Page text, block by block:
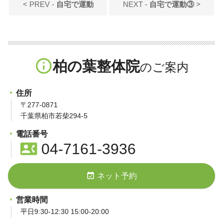
< PREV - 自宅で運動 NEXT - 自宅で運動③>
info_outline柏の葉整体院
住所
〒277-0871
千葉県柏市若柴294-5
電話番号
contact_phone04-7161-3936
event_available ネット予約
営業時間
平日9:30-12:30 15:00-20:00